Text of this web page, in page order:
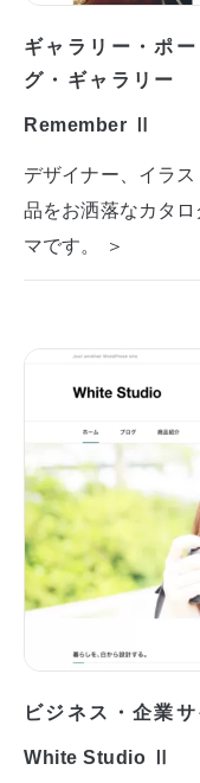
ギャラリー・ポ
グ・ギャラリー
Remember Ⅱ
デザイナー、イラ
品をお洒落なカタ
マです。 ＞
ビジネス・企業サ
White Studio Ⅱ